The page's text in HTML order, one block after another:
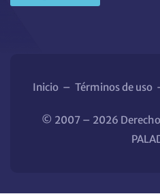
Inicio– Términos de uso
© 2007 – 2026